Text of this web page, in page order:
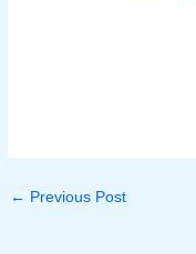
← Previous Post